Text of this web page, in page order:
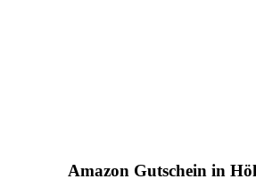
Amazon Gutschein in